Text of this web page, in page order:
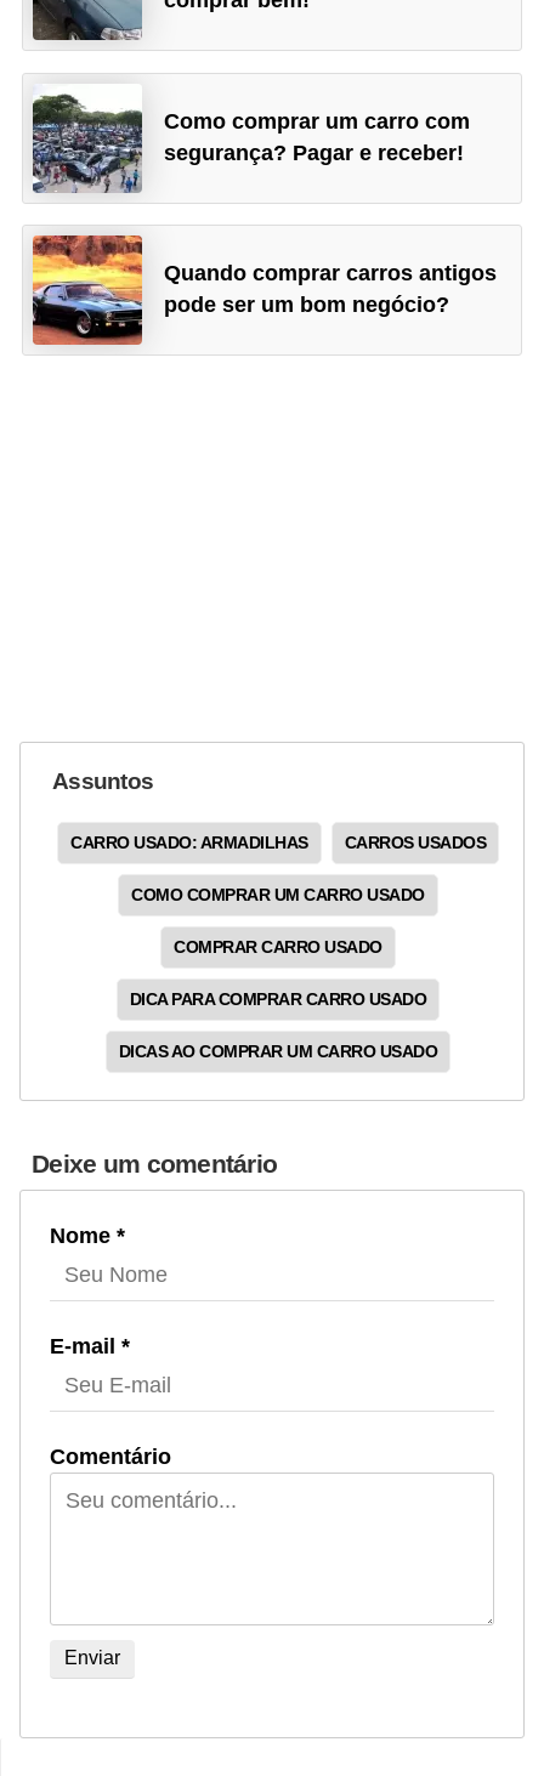
Como comprar um carro com
segurança? Pagar e receber!
Quando comprar carros antigos
pode ser um bom negócio?
Assuntos
CARRO USADO: ARMADILHAS CARROS USADOS
COMO COMPRAR UM CARRO USADO
COMPRAR CARRO USADO
DICA PARA COMPRAR CARRO USADO
DICAS AO COMPRAR UM CARRO USADO
Deixe um comentário
Nome *
E-mail *
Comentário
l
l
e
m
a
n
u
t
e
n
ç
a
e
s